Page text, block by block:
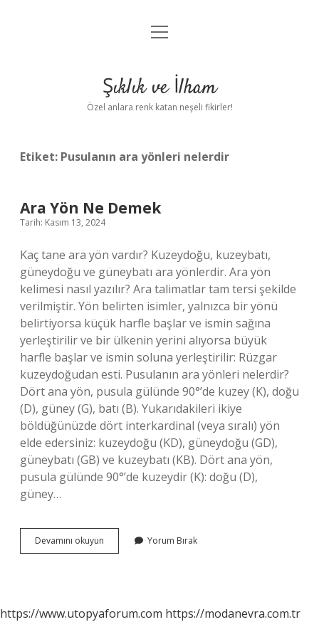
Anasayfa
Yasal Uyarı
menüyü
Şıklık ve İlham
Özel anlara renk katan neşeli fikirler!
Etiket: Pusulanın ara yönleri nelerdir
Ara Yön Ne Demek
Tarih: Kasım 13, 2024
Kaç tane ara yön vardır? Kuzeydoğu, kuzeybatı,
güneydoğu ve güneybatı ara yönlerdir. Ara yön
kelimesi nasıl yazılır? Ara talimatlar tam tersi şekilde
verilmiştir. Yön belirten isimler, yalnızca bir yönü
belirtiyorsa küçük harfle başlar ve ismin sağına
yerleştirilir ve bir ülkenin yerini alıyorsa büyük
harfle başlar ve ismin soluna yerleştirilir: Rüzgar
kuzeydoğudan esti. Pusulanın ara yönleri nelerdir?
Dört ana yön, pusula gülünde 90°’de kuzey (K), doğu
(D), güney (G), batı (B). Yukarıdakileri ikiye
böldüğünüzde dört interkardinal (veya sıralı) yön
elde edersiniz: kuzeydoğu (KD), güneydoğu (GD),
güneybatı (GB) ve kuzeybatı (KB). Dört ana yön,
pusula gülünde 90°’de kuzeydir (K): doğu (D),
güney…
Devamını okuyun
Yön
Yorum Bırak
https://www.utopyaforum.com https://modanevra.com.tr